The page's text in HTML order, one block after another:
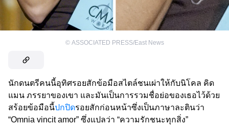
© ASSOCIATED PRESS/East News
นักดนตรีคนนี้อุทิศรอยสักข้อมือสไตล์ชนเผ่าให้กับนิโคล คิด
แมน ภรรยาของเขา และมันเป็นการรวมชื่อย่อของเธอไว้ด้วย
สร้อยข้อมือนี้ปกปิดรอยสักก่อนหน้าซึ่งเป็นภาษาละตินว่า
“Omnia vincit amor” ซึ่งแปลว่า “ความรักชนะทุกสิ่ง”